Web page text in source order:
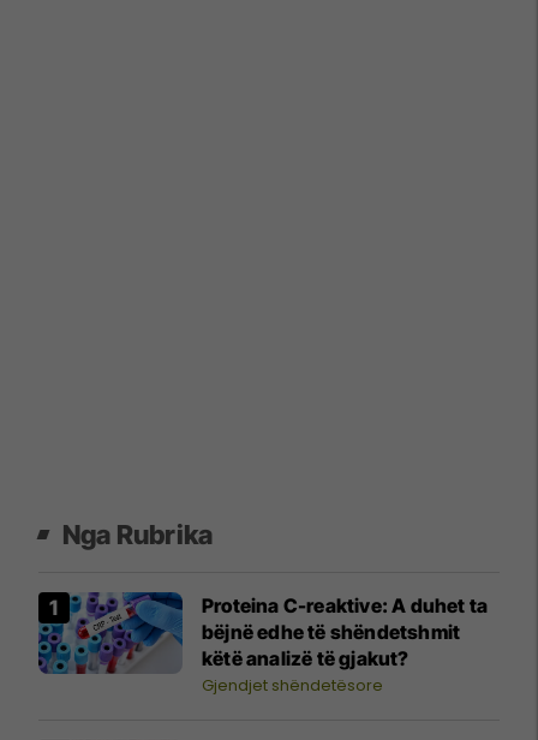
Nga Rubrika
Proteina C-reaktive: A duhet ta
bëjnë edhe të shëndetshmit
këtë analizë të gjakut?
Gjendjet shëndetësore